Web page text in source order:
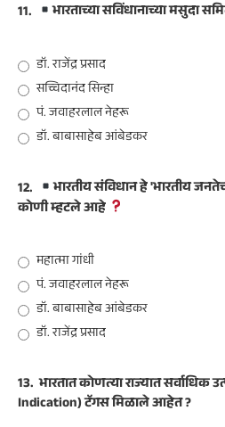
11. भारताच्या सविंधानाच्या मसुदा
डॉ. राजेंद्र प्रसाद
सच्चिदानंद सिन्हा
पं. जवाहरलाल नेहरू
डॉ. बाबासाहेब आंबेडकर
12.
भारतीय संविधान हे 'भारतीय
कोणी म्हटले आहे
महात्मा गांधी
पं. जवाहरलाल नेहरू
डॉ. बाबासाहेब आंबेडकर
डॉ. राजेंद्र प्रसाद
13. भारतात कोणत्या राज्यात सर्वाधिक
Indication) टॅगस मिळाले आहेत ?